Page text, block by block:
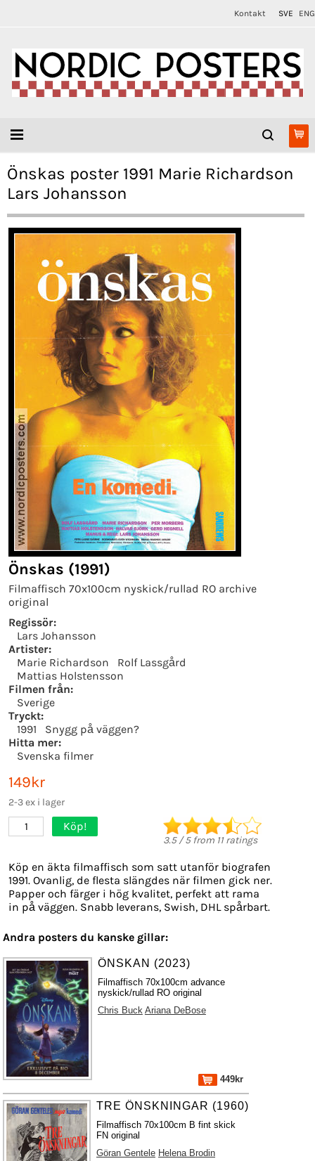
Kontakt SVE ENG
Önskas poster 1991 Marie Richardson
Lars Johansson
Önskas (1991)
Filmaffisch 70x100cm nyskick/rullad RO archive
original
Regissör:
Lars Johansson
Artister:
Marie Richardson
Rolf Lassgård
Mattias Holstensson
Filmen från:
Sverige
Tryckt:
1991
Snygg på väggen?
Hitta mer:
Svenska filmer
149kr
2-3 ex i lager
1 Köp!
3.5/5from 11ratings
Köp en äkta filmaffisch som satt utanför biografen
1991. Ovanlig, de flesta slängdes när filmen gick ner.
Papper och färger i hög kvalitet, perfekt att rama
in på väggen. Snabb leverans, Swish, DHL spårbart.
Andra posters du kanske gillar:
ÖNSKAN (2023)
Filmaffisch 70x100cm advance
nyskick/rullad RO original
Chris Buck Ariana DeBose
449kr
TRE ÖNSKNINGAR (1960)
Filmaffisch 70x100cm B fint skick
FN original
Göran Gentele Helena Brodin